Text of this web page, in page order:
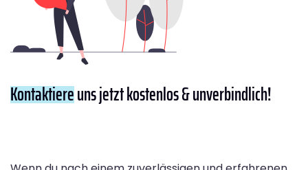
Kontaktiereuns jetzt kostenlos & unverbindlich!